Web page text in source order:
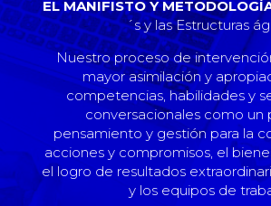
EL MANIFISTO Y
´s y las Estructuras
Nuestro proceso de
mayor asimilación y
competencias, habilidades y
conversacionales como un
pensamiento y gestión para la
acciones y compromisos, el
el logro de resultados
y los equipos de